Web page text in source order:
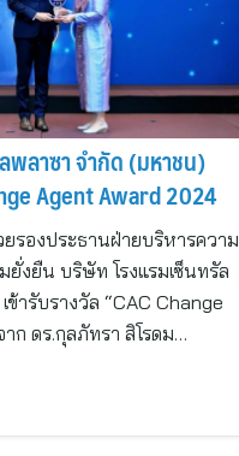
พลาซา จำกัด (มหาชน)
Agent Award 2024
องประธานฝ่ายบริหารความ
ยั่งยืน บริษัท โรงแรมเซ็นทรัล
ารับรางวัล “CAC Change
ก ดร.กุลภัทรา สิโรดม…